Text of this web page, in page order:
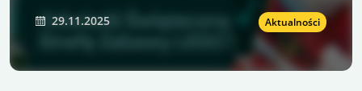
29.11.2025 Aktualności